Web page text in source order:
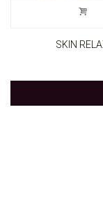
SKIN